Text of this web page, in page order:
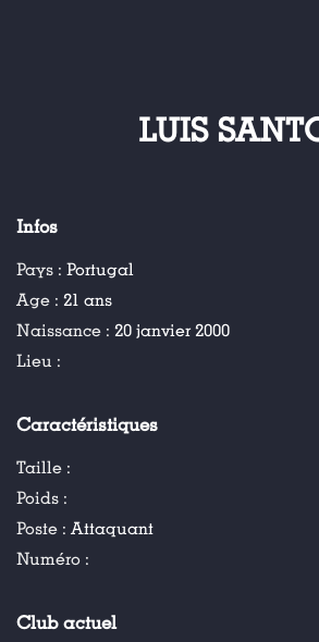
LUIS
Infos
Pays : Portugal
Age : 21 ans
Naissance : 20 janvier 2000
Lieu :
Caractéristiques
Taille :
Poids :
Poste : Attaquant
Numéro :
Club actuel